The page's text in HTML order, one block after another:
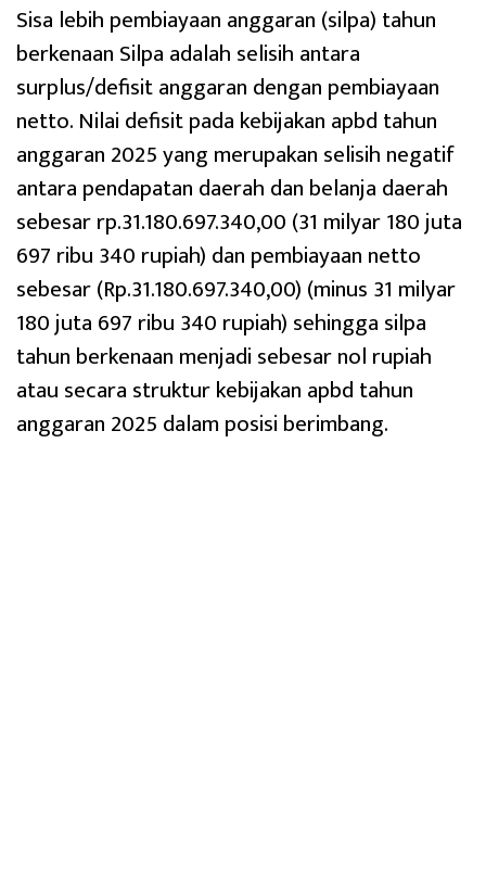
Sisa lebih pembiayaan anggaran (silpa) tahun
berkenaan Silpa adalah selisih antara
surplus/defisit anggaran dengan pembiayaan
netto. Nilai defisit pada kebijakan apbd tahun
anggaran 2025 yang merupakan selisih negatif
antara pendapatan daerah dan belanja daerah
sebesar rp.31.180.697.340,00 (31 milyar 180 juta
697 ribu 340 rupiah) dan pembiayaan netto
sebesar (Rp.31.180.697.340,00) (minus 31 milyar
180 juta 697 ribu 340 rupiah) sehingga silpa
tahun berkenaan menjadi sebesar nol rupiah
atau secara struktur kebijakan apbd tahun
anggaran 2025 dalam posisi berimbang.